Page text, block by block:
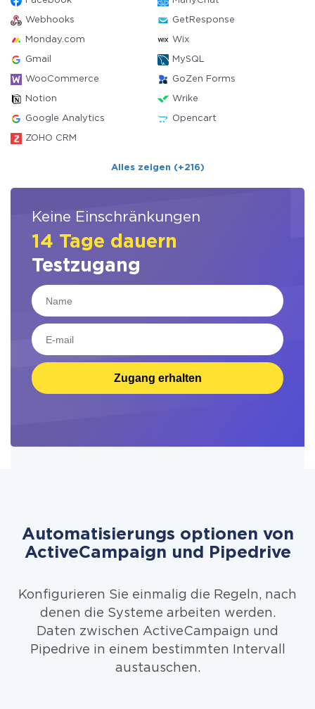
Webhooks GetResponse
Monday.com Wix
Gmail MySQL
WooCommerce GoZen Forms
Notion Wrike
Google Analytics Opencart
ZOHO CRM
Alles zeigen (+216)
Keine Einschränkungen
14 Tage dauern
Testzugang
Zugang erhalten
Automatisierungs optionen von
ActiveCampaign und Pipedrive
Konfigurieren Sie einmalig die Regeln, nach
denen die Systeme arbeiten werden.
Daten zwischen ActiveCampaign und
Pipedrive in einem bestimmten Intervall
austauschen.